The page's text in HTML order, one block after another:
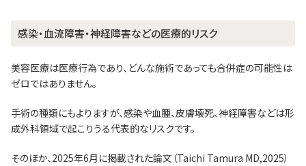
感染・血流障害・神経障害などの医療的リスク
美容医療は医療行為であり、どんな施術であっても合併症の可能性は
ゼロではありません。
手術の種類にもよりますが、感染や血腫、皮膚壊死、神経障害などは形
成外科領域で起こりうる代表的なリスクです。
そのほか、2025年6月に掲載された論文（Taichi Tamura MD,2025）